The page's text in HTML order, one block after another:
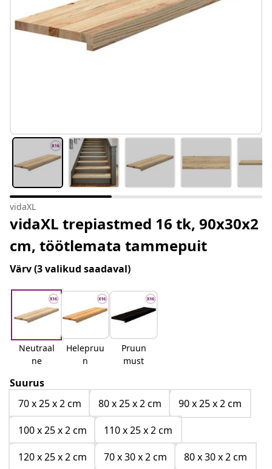
vidaXL
vidaXL trepiastmed 16 tk, 90x30x2
cm, töötlemata tammepuit
Värv(3 valikud saadaval)
Neutraal
ne
Helepruu
n
Pruun
must
Suurus
70 x 25 x 2 cm
80 x 25 x 2 cm
90 x 25 x 2 cm
100 x 25 x 2 cm
110 x 25 x 2 cm
120 x 25 x 2 cm
70 x 30 x 2 cm
80 x 30 x 2 cm